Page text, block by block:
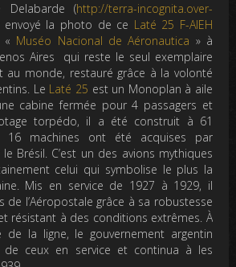
Delabarde (http://terra-incognita.over-
envoyé la photo de ce Laté 25 F-AIEH
« Muséo Nacional de Aéronautica » à
Aires qui reste le seul exemplaire
au monde, restauré grâce à la volonté
Le Laté 25 est un Monoplan à aile
cabine fermée pour 4 passagers et
torpédo, il a été construit à 61
16 machines ont été acquises par
Brésil. C’est un des avions mythiques
celui qui symbolise le plus la
Mis en service de 1927 à 1929, il
de l’Aéropostale grâce à sa robustesse
résistant à des conditions extrêmes. À
de la ligne, le gouvernement argentin
ceux en service et continua à les